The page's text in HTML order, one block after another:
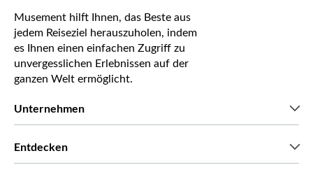
Musement hilft Ihnen, das Beste aus
jedem Reiseziel herauszuholen, indem
es Ihnen einen einfachen Zugriff zu
unvergesslichen Erlebnissen auf der
ganzen Welt ermöglicht.
Unternehmen
Entdecken